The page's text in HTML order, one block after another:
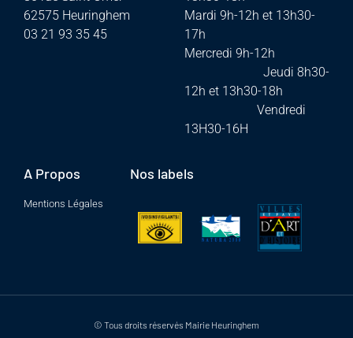
62575 Heuringhem
03 21 93 35 45
Mardi 9h-12h et 13h30-
17h
Mercredi 9h-12h
Jeudi 8h30-
12h et 13h30-18h
Vendredi
13H30-16H
A Propos
Mentions Légales
Nos labels
© Tous droits réservés Mairie Heuringhem